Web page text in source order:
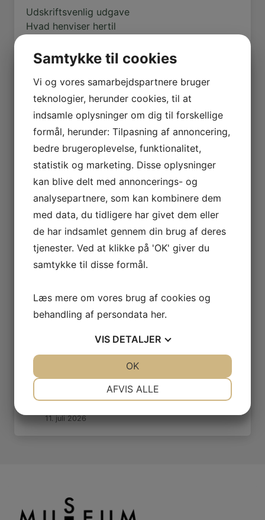
Udskriftsvenlig udgave
Hvad henviser hertil
Seneste artikler
Estvadgaard plantage
5. august 2026
Hotel Jylland – Jægerkroen (fra 1866)
27. juli 2026
Hotel Skive (1903 – 1913)
19. juli 2026
Landmandshotellet (1897 – 1978)
17. juli 2026
Højskolehjemmet
Kås Hoved og Gyldendal – Istidernes
vidnesbyrd
15. juli 2026
(1000-1920)
Skyttes Hotel – Jernbanehotellet – Grand
Hotel (1884 – 1988)
Emaljenborg – Det nye Rådhus – Den blå
diamant
11. juli 2026
Samtykke til cookies
Vi og vores samarbejdspartnere bruger
teknologier, herunder cookies, til at
indsamle oplysninger om dig til forskellige
formål, herunder: Tilpasning af annoncering,
bedre brugeroplevelse, funktionalitet,
statistik og marketing. Disse oplysninger
kan blive delt med annoncerings- og
analysepartnere, som kan kombinere dem
med data, du tidligere har givet dem eller
de har indsamlet gennem din brug af deres
tjenester. Ved at klikke på 'OK' giver du
samtykke til disse formål.
Læs mere om vores brug af cookies og
behandling af persondata her.
VIS DETALJER
AFVIS ALLE
OK